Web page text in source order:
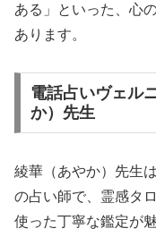
ある」といった、心
あります。
電話占いヴェル
か）先生
綾華（あやか）先生
の占い師で、霊感タ
使った丁寧な鑑定が魅